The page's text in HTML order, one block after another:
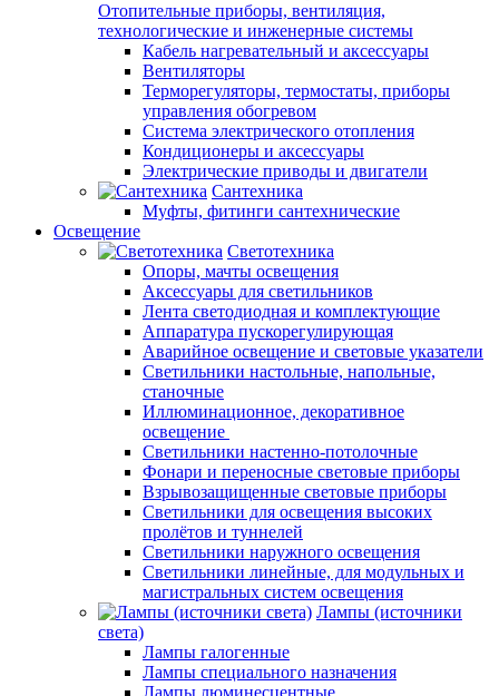
Отопительные приборы, вентиляция,
технологические и инженерные системы
Кабель нагревательный и аксессуары
Вентиляторы
Терморегуляторы, термостаты, приборы
управления обогревом
Система электрического отопления
Кондиционеры и аксессуары
Электрические приводы и двигатели
Сантехника
Муфты, фитинги сантехнические
Освещение
Светотехника
Опоры, мачты освещения
Аксессуары для светильников
Лента светодиодная и комплектующие
Аппаратура пускорегулирующая
Аварийное освещение и световые указатели
Светильники настольные, напольные,
станочные
Иллюминационное, декоративное
освещение
Светильники настенно-потолочные
Фонари и переносные световые приборы
Взрывозащищенные световые приборы
Светильники для освещения высоких
пролётов и туннелей
Светильники наружного освещения
Светильники линейные, для модульных и
магистральных систем освещения
Лампы (источники
света)
Лампы галогенные
Лампы специального назначения
Лампы люминесцентные